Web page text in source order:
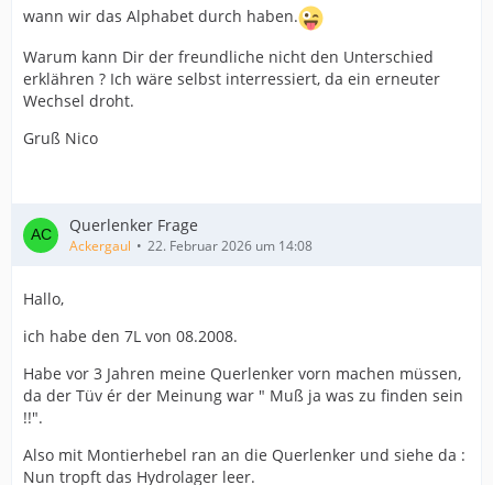
wann wir das Alphabet durch haben.
Warum kann Dir der freundliche nicht den Unterschied
erklähren ? Ich wäre selbst interressiert, da ein erneuter
Wechsel droht.
Gruß Nico
Querlenker Frage
Ackergaul 22. Februar 2026 um 14:08
Hallo,
ich habe den 7L von 08.2008.
Habe vor 3 Jahren meine Querlenker vorn machen müssen,
da der Tüv ér der Meinung war " Muß ja was zu finden sein
!!".
Also mit Montierhebel ran an die Querlenker und siehe da :
Nun tropft das Hydrolager leer.